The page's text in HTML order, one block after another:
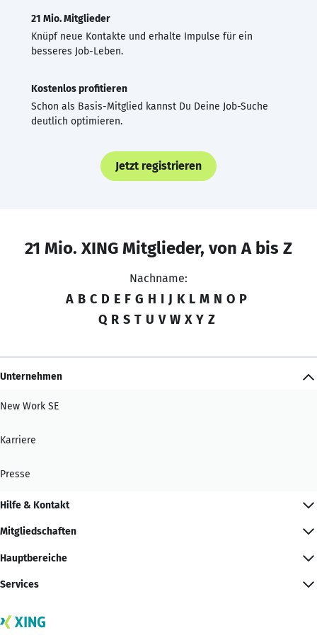
21 Mio. Mitglieder
Knüpf neue Kontakte und erhalte Impulse für ein
besseres Job-Leben.
Kostenlos profitieren
Schon als Basis-Mitglied kannst Du Deine Job-Suche
deutlich optimieren.
Jetzt registrieren
21 Mio. XING Mitglieder, von A bis Z
Nachname:
A B C D E F G H I J K L M N O P
Q R S T U V W X Y Z
Unternehmen
New Work SE
Karriere
Presse
Hilfe & Kontakt
Mitgliedschaften
Hauptbereiche
Services